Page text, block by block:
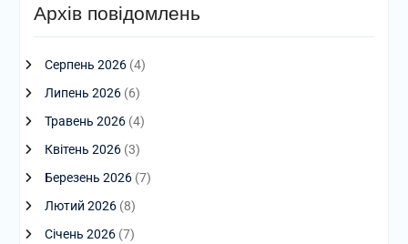
Архів повідомлень
Серпень 2026(4)
Липень 2026(6)
Травень 2026(4)
Квітень 2026(3)
Березень 2026(7)
Лютий 2026(8)
Січень 2026(7)